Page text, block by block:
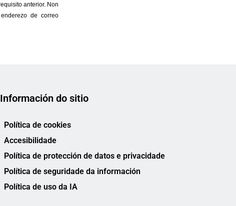
Información do sitio
Política de cookies
Accesibilidade
Política de protección de datos e privacidade
Política de seguridade da información
Política de uso da IA